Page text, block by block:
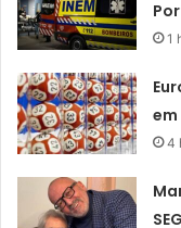
1
4